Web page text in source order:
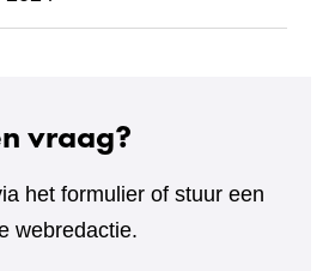
vraag?
het formulier of stuur een
webredactie.